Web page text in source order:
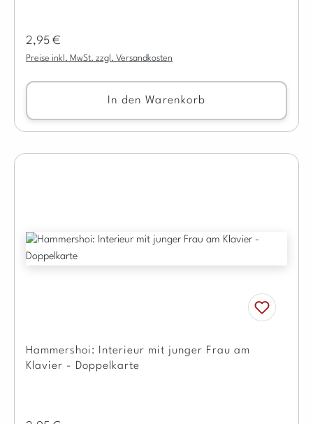
Regulärer Preis:
2,95 €
Preise inkl. MwSt. zzgl. Versandkosten
In den Warenkorb
Hammershoi: Interieur mit junger Frau am
Klavier - Doppelkarte